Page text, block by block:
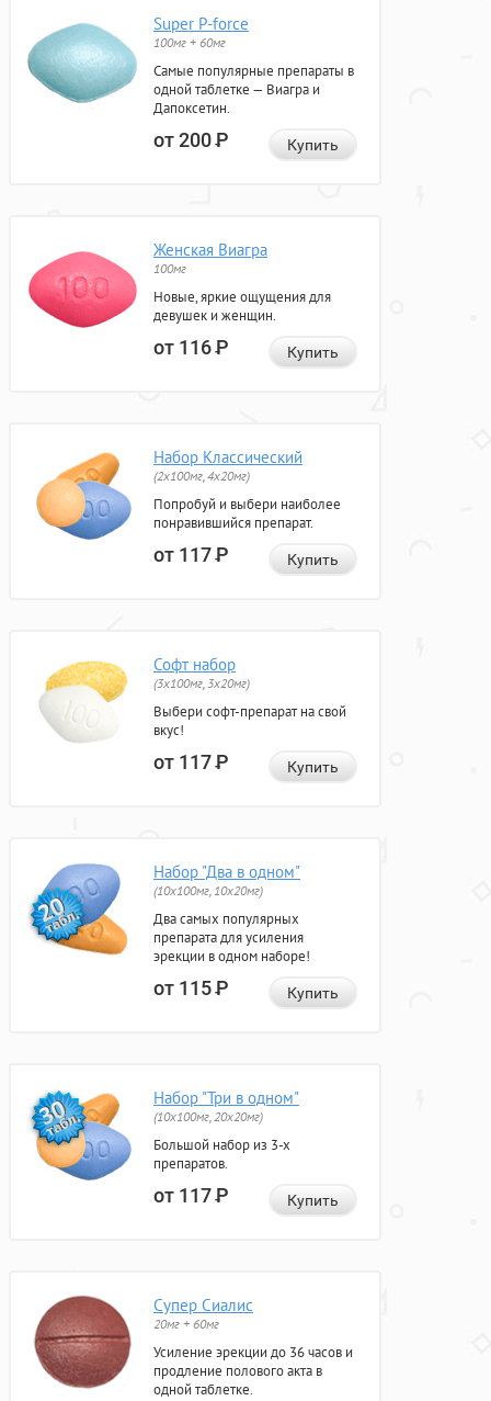
Super P-force
100мг + 60мг
Самые популярные препараты в
одной таблетке — Виагра и
Дапоксетин.
от 200Р Купить
Женская Виагра
100мг
Новые, яркие ощущения для
девушек и женщин.
от 116Р Купить
Набор Классический
(2x100мг, 4x20мг)
Попробуй и выбери наиболее
понравившийся препарат.
от 117Р Купить
Софт набор
(3x100мг, 3x20мг)
Выбери софт-препарат на свой
вкус!
от 117Р Купить
Набор "Два в одном"
(10x100мг, 10x20мг)
Два самых популярных
препарата для усиления
эрекции в одном наборе!
от 115Р Купить
Набор "Три в одном"
(10x100мг, 20x20мг)
Большой набор из 3-х
препаратов.
от 117Р Купить
Супер Сиалис
20мг + 60мг
Усиление эрекции до 36 часов и
продление полового акта в
одной таблетке.